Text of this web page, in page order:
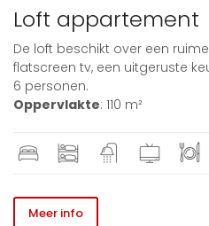
Loft appartement
De loft beschikt over een
flatscreen tv, een uitgeruste
6 personen.
Oppervlakte: 110 m²
Meer info